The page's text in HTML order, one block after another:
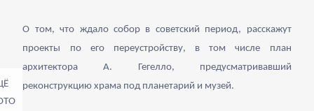
О том, что ждало собор в советский период, расскажут
проекты по его переустройству, в том числе план
архитектора А. Гегелло, предусматривавший
реконструкцию храма под планетарий и музей.